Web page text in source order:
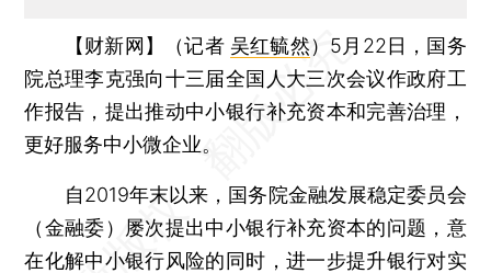
【财新网】（记者 吴红毓然） 5月22日，国务
院总理李克强向十三届全国人大三次会议作政府工
作报告，提出推动中小银行补充资本和完善治理，
更好服务中小微企业。
自2019年末以来，国务院金融发展稳定委员会
（金融委）屡次提出中小银行补充资本的问题，意
在化解中小银行风险的同时，进一步提升银行对实